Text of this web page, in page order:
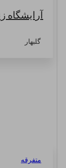
آرایشگاه
گلبهار
متفرقه